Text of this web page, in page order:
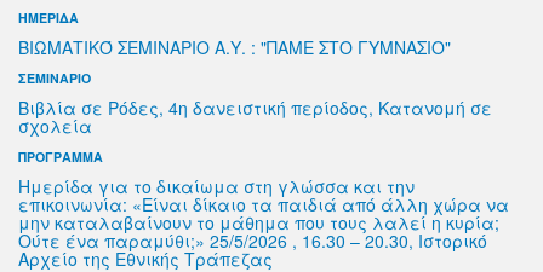
ΗΜΕΡΙΔΑ
ΒΙΩΜΑΤΙΚΌ ΣΕΜΙΝΑΡΙΟ Α.Υ. : "ΠΑΜΕ ΣΤΟ ΓΥΜΝΑΣΙΟ"
ΣΕΜΙΝΑΡΙΟ
Βιβλία σε Ρόδες, 4η δανειστική περίοδος, Κατανομή σε
σχολεία
ΠΡΟΓΡΑΜΜΑ
Ημερίδα για το δικαίωμα στη γλώσσα και την
επικοινωνία: «Είναι δίκαιο τα παιδιά από άλλη χώρα να
μην καταλαβαίνουν το μάθημα που τους λαλεί η κυρία;
Ούτε ένα παραμύθι;» 25/5/2026 , 16.30 – 20.30, Ιστορικό
Αρχείο της Εθνικής Τράπεζας